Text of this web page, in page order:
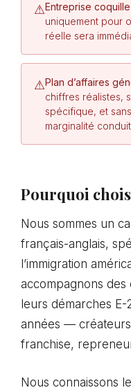
⚠Entreprise
uniquement pour
réelle sera
⚠Plan d’affaires
chiffres réalistes,
spécifique, et
marginalité
Pourquoi
Nous sommes un
français-anglais,
l’immigration
accompagnons
leurs démarches
années —
franchise,
Nous connaissons